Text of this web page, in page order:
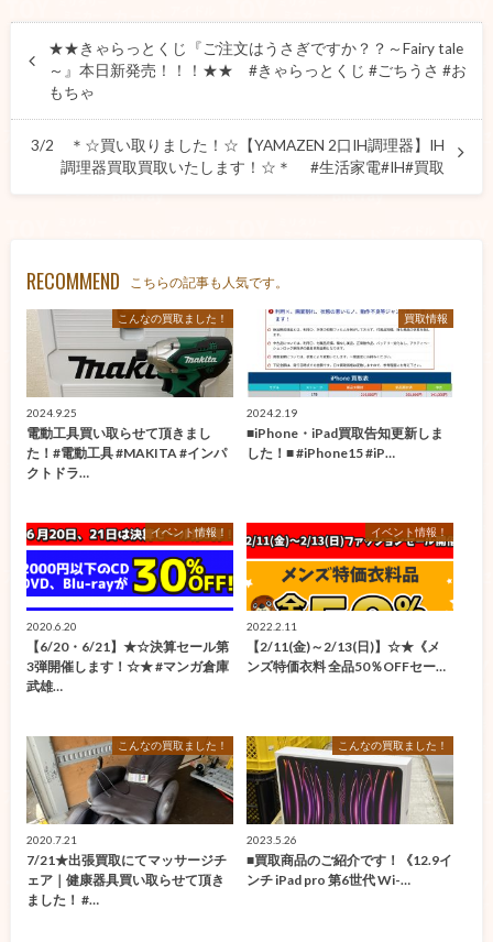
★★きゃらっとくじ『ご注文はうさぎですか？？～Fairy tale
～』本日新発売！！！★★ #きゃらっとくじ #ごちうさ #お
もちゃ
3/2 ＊☆買い取りました！☆【YAMAZEN 2口IH調理器】IH
調理器買取買取いたします！☆＊ #生活家電#IH#買取
RECOMMEND こちらの記事も人気です。
こんなの買取ました！
2024.9.25
電動工具買い取らせて頂きまし
た！#電動工具 #MAKITA #インパ
クトドラ…
買取情報
2024.2.19
■iPhone・iPad買取告知更新しま
した！■ #iPhone15 #iP…
イベント情報！
2020.6.20
【6/20・6/21】★☆決算セール第
3弾開催します！☆★ #マンガ倉庫
武雄…
イベント情報！
2022.2.11
【2/11(金)～2/13(日)】☆★《メ
ンズ特価衣料 全品50％OFFセー…
こんなの買取ました！
2020.7.21
7/21★出張買取にてマッサージチ
ェア｜健康器具買い取らせて頂き
ました！ #…
こんなの買取ました！
2023.5.26
■買取商品のご紹介です！《12.9イ
ンチ iPad pro 第6世代 Wi-…